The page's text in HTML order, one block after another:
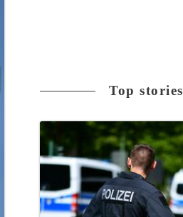
Top stories